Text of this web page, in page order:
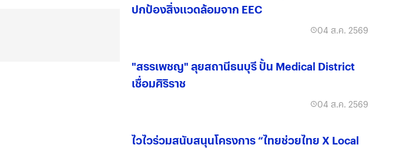
ปกป้องสิ่งแวดล้อมจาก EEC
04 ส.ค. 2569
"สรรเพชญ" ลุยสถานีธนบุรี ปั้น Medical District
เชื่อมศิริราช
04 ส.ค. 2569
ไวไวร่วมสนับสนุนโครงการ “ไทยช่วยไทย X Local